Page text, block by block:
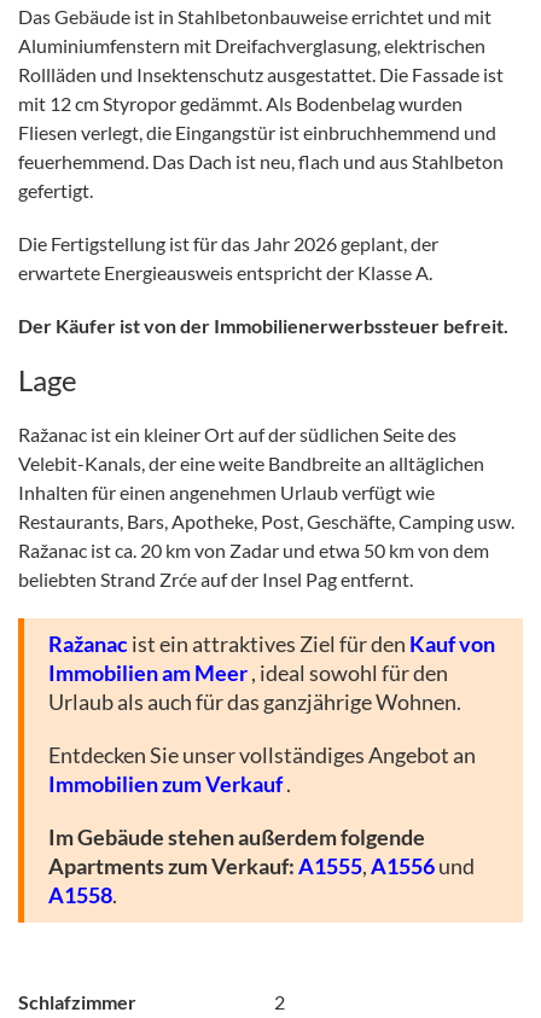
Das Gebäude ist in Stahlbetonbauweise errichtet und mit
Aluminiumfenstern mit Dreifachverglasung, elektrischen
Rollläden und Insektenschutz ausgestattet. Die Fassade ist
mit 12 cm Styropor gedämmt. Als Bodenbelag wurden
Fliesen verlegt, die Eingangstür ist einbruchhemmend und
feuerhemmend. Das Dach ist neu, flach und aus Stahlbeton
gefertigt.
Die Fertigstellung ist für das Jahr 2026 geplant, der
erwartete Energieausweis entspricht der Klasse A.
Der Käufer ist von der Immobilienerwerbssteuer befreit.
Lage
Ražanac ist ein kleiner Ort auf der südlichen Seite des
Velebit-Kanals, der eine weite Bandbreite an alltäglichen
Inhalten für einen angenehmen Urlaub verfügt wie
Restaurants, Bars, Apotheke, Post, Geschäfte, Camping usw.
Ražanac ist ca. 20 km von Zadar und etwa 50 km von dem
beliebten Strand Zrće auf der Insel Pag entfernt.
Ražanacist ein attraktives Ziel für den Kauf von
Immobilien am Meer, ideal sowohl für den
Urlaub als auch für das ganzjährige Wohnen.
Entdecken Sie unser vollständiges Angebot an
Immobilien zum Verkauf.
Im Gebäude stehen außerdem folgende
Apartments zum Verkauf:A1555,A1556und
A1558.
Schlafzimmer 2